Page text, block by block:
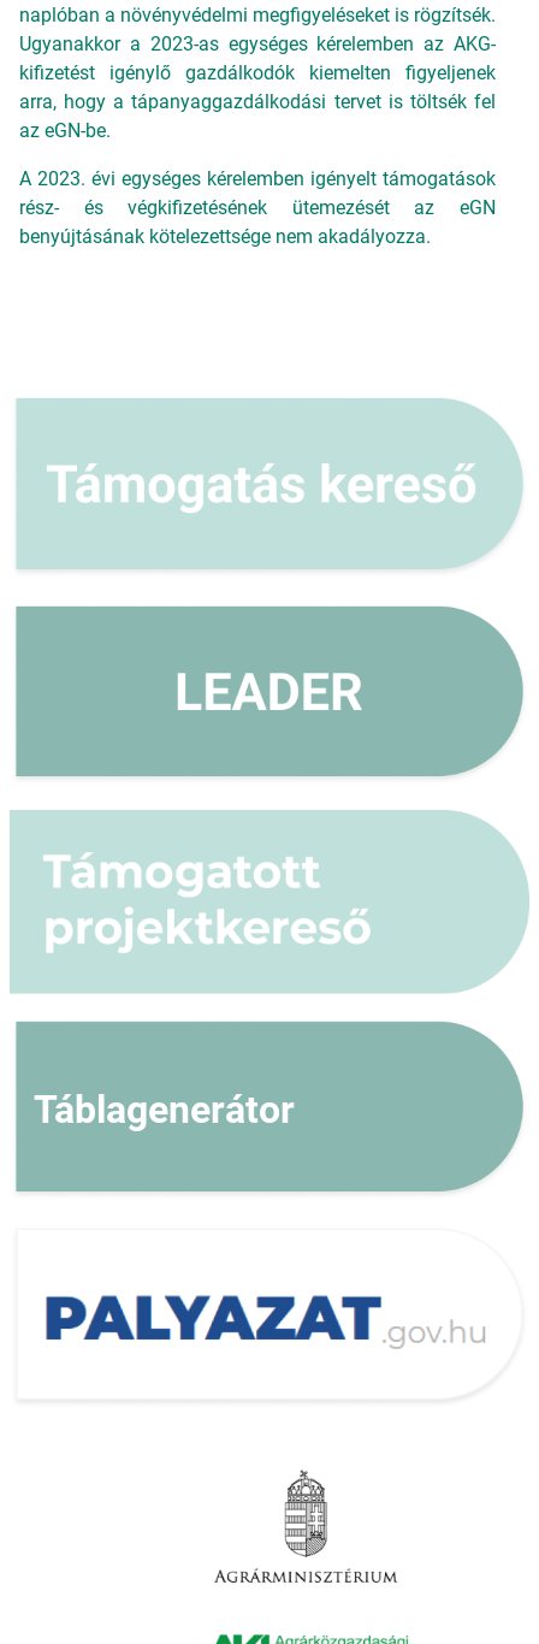
naplóban a növényvédelmi megfigyeléseket is rögzítsék.
Ugyanakkor a 2023-as egységes kérelemben az AKG-
kifizetést igénylő gazdálkodók kiemelten figyeljenek
arra, hogy a tápanyaggazdálkodási tervet is töltsék fel
az eGN-be.
A 2023. évi egységes kérelemben igényelt támogatások
rész- és végkifizetésének ütemezését az eGN
benyújtásának kötelezettsége nem akadályozza.
Táblagenerátor